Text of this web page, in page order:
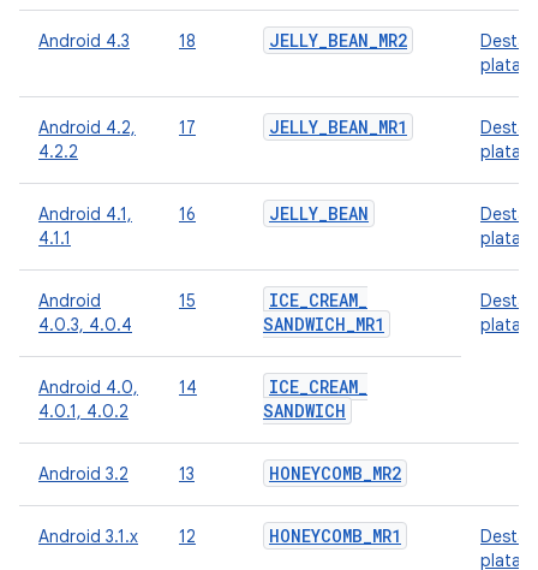
Android 4.3 18 JELLY_BEAN_MR2
Android 4.2,
4.2.2
17 JELLY_BEAN_MR1
Android 4.1,
4.1.1
16 JELLY_BEAN
Android
4.0.3, 4.0.4
15 ICE_CREAM_
SANDWICH_MR1
Android 4.0,
4.0.1, 4.0.2
14 ICE_CREAM_
SANDWICH
Android 3.2 13 HONEYCOMB_MR2
Android 3.1.x 12 HONEYCOMB_MR1